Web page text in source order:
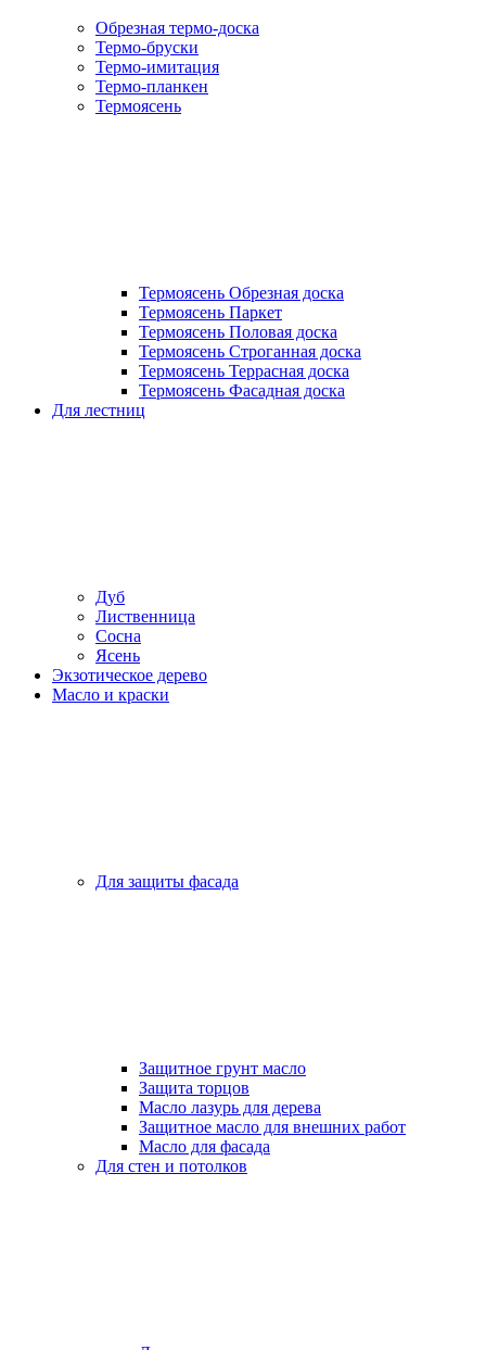
Обрезная термо-доска
Термо-бруски
Термо-имитация
Термо-планкен
Термоясень
Термоясень Обрезная доска
Термоясень Паркет
Термоясень Половая доска
Термоясень Строганная доска
Термоясень Террасная доска
Термоясень Фасадная доска
Для лестниц
Дуб
Лиственница
Сосна
Ясень
Экзотическое дерево
Масло и краски
Для защиты фасада
Защитное грунт масло
Защита торцов
Масло лазурь для дерева
Защитное масло для внешних работ
Масло для фасада
Для стен и потолков